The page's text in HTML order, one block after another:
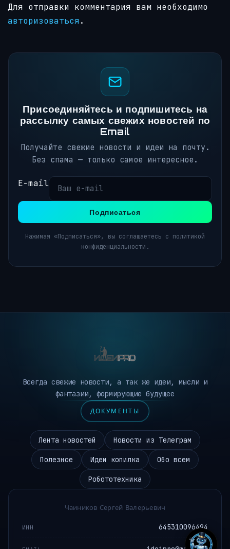
Для отправки комментария вам необходимо
авторизоваться.
Присоединяйтесь и подпишитесь на
рассылку самых свежих новостей по
Email
Получайте свежие новости и идеи на почту.
Без спама — только самое интересное.
E-mail
Подписаться
Нажимая «Подписаться», вы соглашаетесь с политикой
конфиденциальности.
Всегда свежие новости, а так же идеи, мысли и
фантазии, формирующие будущее
ДОКУМЕНТЫ
Лента новостей Новости из Телеграм
Полезное Идеи копилка Обо всем
Робототехника
Чаиников Сергей Валерьевич
ИНН 645310096494